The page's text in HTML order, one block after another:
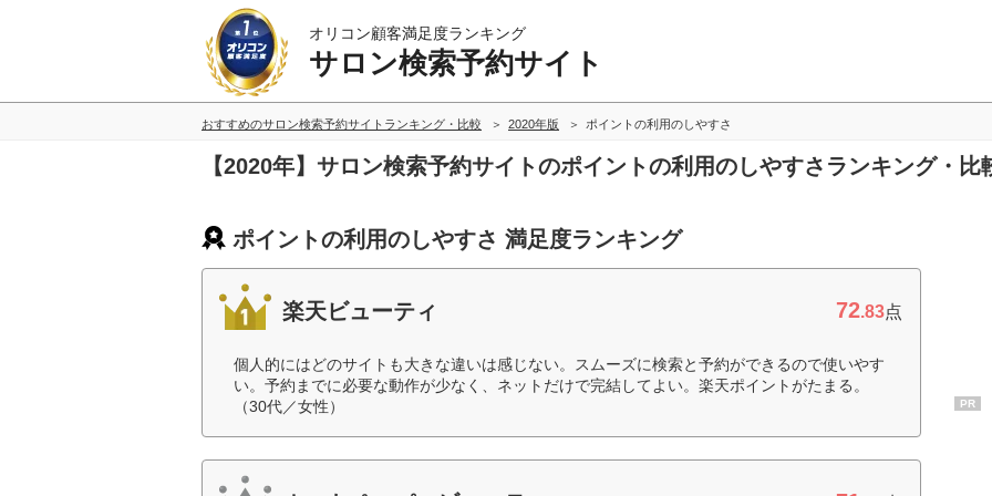
オリコン顧客満足度ランキング
サロン検索予約サイト
おすすめのサロン検索予約サイトランキング・比較 2020年版 ポイントの利用のしやすさ
【2020年】サロン検索予約サイトのポイントの利用のしやすさランキング・比
ポイントの利用のしやすさ 満足度ランキング
楽天ビューティ 72.83点
個人的にはどのサイトも大きな違いは感じない。スムーズに検索と予約ができるので使いやす
い。予約までに必要な動作が少なく、ネットだけで完結してよい。楽天ポイントがたまる。
（30代／女性）
PR